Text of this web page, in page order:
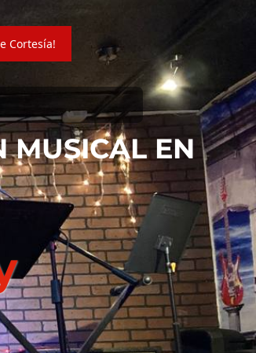
Cortesía!
MUSICAL EN